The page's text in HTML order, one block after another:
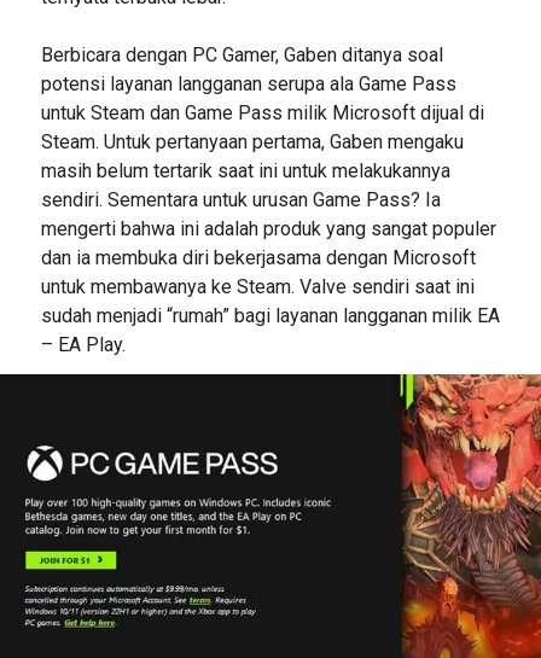
Berbicara dengan PC Gamer, Gaben ditanya soal
potensi layanan langganan serupa ala Game Pass
untuk Steam dan Game Pass milik Microsoft dijual di
Steam. Untuk pertanyaan pertama, Gaben mengaku
masih belum tertarik saat ini untuk melakukannya
sendiri. Sementara untuk urusan Game Pass? Ia
mengerti bahwa ini adalah produk yang sangat populer
dan ia membuka diri bekerjasama dengan Microsoft
untuk membawanya ke Steam. Valve sendiri saat ini
sudah menjadi “rumah” bagi layanan langganan milik EA
– EA Play.